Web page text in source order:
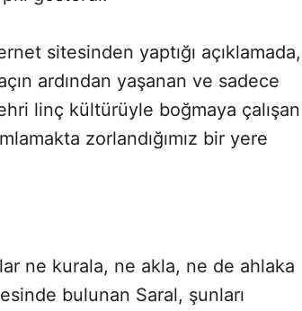
sitesinden yaptığı açıklamada,
ardından yaşanan ve sadece
linç kültürüyle boğmaya çalışan
zorlandığımız bir yere
ne kurala, ne akla, ne de ahlaka
bulunan Saral, şunları